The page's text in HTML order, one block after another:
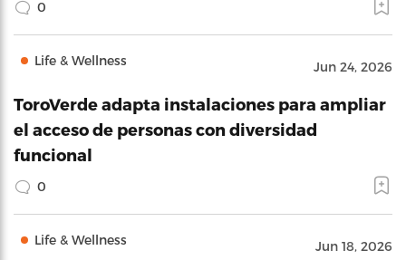
0
Life & Wellness Jun 24, 2026
ToroVerde adapta instalaciones para ampliar
el acceso de personas con diversidad
funcional
0
Life & Wellness Jun 18, 2026